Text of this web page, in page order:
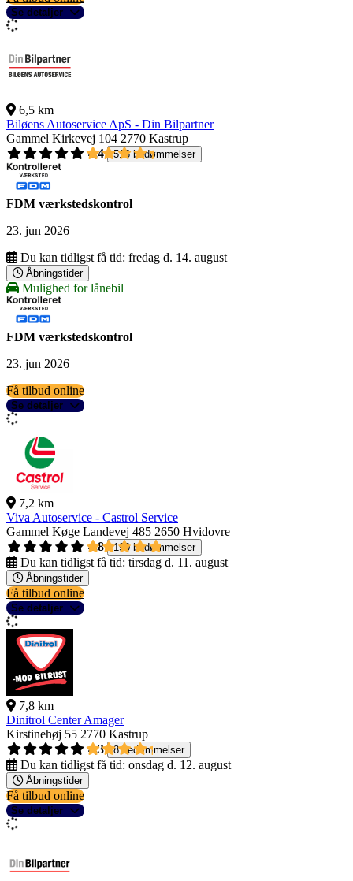
Se detaljer
6,5 km
Biløens Autoservice ApS - Din Bilpartner
Gammel Kirkevej 104 2770 Kastrup
4,4
516 bedømmelser
FDM værkstedskontrol
23. jun 2026
Du kan tidligst få tid: fredag d. 14. august
Åbningstider
Mulighed for lånebil
FDM værkstedskontrol
23. jun 2026
Få tilbud online
Se detaljer
7,2 km
Viva Autoservice - Castrol Service
Gammel Køge Landevej 485 2650 Hvidovre
4,8
190 bedømmelser
Du kan tidligst få tid: tirsdag d. 11. august
Åbningstider
Få tilbud online
Se detaljer
7,8 km
Dinitrol Center Amager
Kirstinehøj 55 2770 Kastrup
4,3
8 bedømmelser
Du kan tidligst få tid: onsdag d. 12. august
Åbningstider
Få tilbud online
Se detaljer